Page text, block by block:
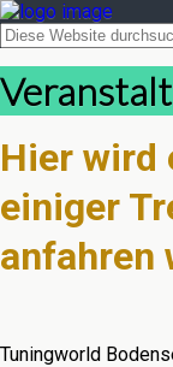
Hier wird
einiger
anfahren
Tuningworld